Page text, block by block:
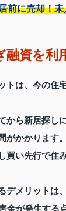
前に売却！
融資を利
トは、今の住
から新居探し
がかかります。
買い先行で住
デメリットは
金が発生する